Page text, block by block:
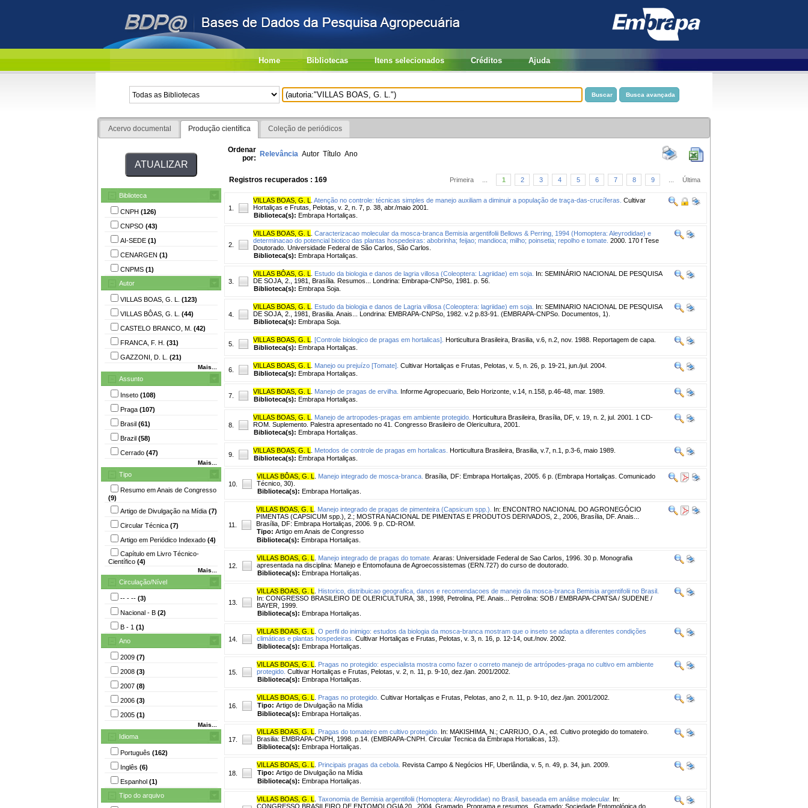
Home Bibliotecas Itens selecionados Créditos Ajuda
Acervo documental Produção científica Coleção de periódicos
Biblioteca
CNPH (126)
CNPSO (43)
AI-SEDE (1)
CENARGEN (1)
CNPMS (1)
Autor
VILLAS BOAS, G. L. (123)
VILLAS BÔAS, G. L. (44)
CASTELO BRANCO, M. (42)
FRANCA, F. H. (31)
GAZZONI, D. L. (21)
Mais...
Assunto
Inseto (108)
Praga (107)
Brasil (61)
Brazil (58)
Cerrado (47)
Mais...
Tipo
Resumo em Anais de Congresso
(9)
Artigo de Divulgação na Mídia (7)
Circular Técnica (7)
Artigo em Periódico Indexado (4)
Capítulo em Livro Técnico-
Científico (4)
Mais...
Circulação/Nível
-- - -- (3)
Nacional - B (2)
B - 1 (1)
Ano
2009 (7)
2008 (3)
2007 (8)
2006 (3)
2005 (1)
Mais...
Idioma
Português (162)
Inglês (6)
Espanhol (1)
Tipo do arquivo
Ordenar
por: Relevância Autor Título Ano
Registros recuperados : 169 Primeira 1 2 3 4 5 6 7 8 9 Última
1.
VILLAS BOAS, G. L Atenção no controle: técnicas simples de manejo auxiliam a diminuir a população de traça-das-crucíferas. Cultivar
Hortaliças e Frutas, Pelotas, v. 2, n. 7, p. 38, abr./maio 2001.
Biblioteca(s): Embrapa Hortaliças.
2.
VILLAS BOAS, G. L
Caracterizacao molecular da mosca-branca Bemisia argentifolii Bellows & Perring, 1994 (Homoptera: Aleyrodidae) e
determinacao do potencial biotico das plantas hospedeiras: abobrinha; feijao; mandioca; milho; poinsetia; repolho e tomate. 2000. 170 f Tese
Doutorado. Universidade Federal de São Carlos, São Carlos.
Biblioteca(s): Embrapa Hortaliças.
3.
VILLAS BÔAS, G. L Estudo da biologia e danos de lagria villosa (Coleoptera: Lagriidae) em soja. In: SEMINÁRIO NACIONAL DE PESQUISA
DE SOJA, 2., 1981, Brasília. Resumos... Londrina: Embrapa-CNPSo, 1981. p. 56.
Biblioteca(s): Embrapa Soja.
4.
VILLAS BOAS, G. L Estudo da biologia e danos de Lagria villosa (Coleoptera: lagriidae) em soja. In: SEMINARIO NACIONAL DE PESQUISA
DE SOJA, 2., 1981, Brasilia. Anais... Londrina: EMBRAPA-CNPSo, 1982. v.2 p.83-91. (EMBRAPA-CNPSo. Documentos, 1).
Biblioteca(s): Embrapa Soja.
5.
VILLAS BOAS, G. L [Controle biologico de pragas em hortalicas]. Horticultura Brasileira, Brasilia, v.6, n.2, nov. 1988. Reportagem de capa.
Biblioteca(s): Embrapa Hortaliças.
6.
VILLAS BOAS, G. L Manejo ou prejuízo [Tomate]. Cultivar Hortaliças e Frutas, Pelotas, v. 5, n. 26, p. 19-21, jun./jul. 2004.
Biblioteca(s): Embrapa Hortaliças.
7.
VILLAS BOAS, G. L Manejo de pragas de ervilha. Informe Agropecuario, Belo Horizonte, v.14, n.158, p.46-48, mar. 1989.
Biblioteca(s): Embrapa Hortaliças.
8.
VILLAS BOAS, G. L Manejo de artropodes-pragas em ambiente protegido. Horticultura Brasileira, Brasília, DF, v. 19, n. 2, jul. 2001. 1 CD-
ROM. Suplemento. Palestra apresentado no 41. Congresso Brasileiro de Olericultura, 2001.
Biblioteca(s): Embrapa Hortaliças.
9.
VILLAS BOAS, G. L Metodos de controle de pragas em hortalicas. Horticultura Brasileira, Brasilia, v.7, n.1, p.3-6, maio 1989.
Biblioteca(s): Embrapa Hortaliças.
10.
VILLAS BÔAS, G. L Manejo integrado de mosca-branca. Brasília, DF: Embrapa Hortaliças, 2005. 6 p. (Embrapa Hortaliças. Comunicado
Técnico, 30).
Biblioteca(s): Embrapa Hortaliças.
11.
VILLAS BOAS, G. L Manejo integrado de pragas de pimenteira (Capsicum spp.).
In: ENCONTRO NACIONAL DO AGRONEGÓCIO
PIMENTAS (CAPSICUM spp.), 2.; MOSTRA NACIONAL DE PIMENTAS E PRODUTOS DERIVADOS, 2., 2006, Brasília, DF. Anais...
Brasília, DF: Embrapa Hortaliças, 2006. 9 p. CD-ROM.
Tipo: Artigo em Anais de Congresso
Biblioteca(s): Embrapa Hortaliças.
12.
VILLAS BOAS, G. L Manejo integrado de pragas do tomate. Araras: Universidade Federal de Sao Carlos, 1996. 30 p. Monografia
apresentada na disciplina: Manejo e Entomofauna de Agroecossistemas (ERN.727) do curso de doutorado.
Biblioteca(s): Embrapa Hortaliças.
13.
VILLAS BOAS, G. L
Historico, distribuicao geografica, danos e recomendacoes de manejo da mosca-branca Bemisia argentifolii no Brasil.
In: CONGRESSO BRASILEIRO DE OLERICULTURA, 38., 1998, Petrolina, PE. Anais... Petrolina: SOB / EMBRAPA-CPATSA / SUDENE /
BAYER, 1999.
Biblioteca(s): Embrapa Hortaliças.
14.
VILLAS BOAS, G. L
O perfil do inimigo: estudos da biologia da mosca-branca mostram que o inseto se adapta a diferentes condições
climáticas e plantas hospedeiras. Cultivar Hortaliças e Frutas, Pelotas, v. 3, n. 16, p. 12-14, out./nov. 2002.
Biblioteca(s): Embrapa Hortaliças.
15.
VILLAS BOAS, G. L
Pragas no protegido: especialista mostra como fazer o correto manejo de artrópodes-praga no cultivo em ambiente
protegido. Cultivar Hortaliças e Frutas, Pelotas, v. 2, n. 11, p. 9-10, dez./jan. 2001/2002.
Biblioteca(s): Embrapa Hortaliças.
16.
VILLAS BOAS, G. L Pragas no protegido. Cultivar Hortaliças e Frutas, Pelotas, ano 2, n. 11, p. 9-10, dez./jan. 2001/2002.
Tipo: Artigo de Divulgação na Mídia
Biblioteca(s): Embrapa Hortaliças.
17.
VILLAS BOAS, G. L Pragas do tomateiro em cultivo protegido. In: MAKISHIMA, N.; CARRIJO, O.A., ed. Cultivo protegido do tomateiro.
Brasilia: EMBRAPA-CNPH, 1998. p.14. (EMBRAPA-CNPH. Circular Tecnica da Embrapa Hortalicas, 13).
Biblioteca(s): Embrapa Hortaliças.
18.
VILLAS BOAS, G. L Principais pragas da cebola. Revista Campo & Negócios HF, Uberlândia, v. 5, n. 49, p. 34, jun. 2009.
Tipo: Artigo de Divulgação na Mídia
Biblioteca(s): Embrapa Hortaliças.
VILLAS BOAS, G. L Taxonomia de Bemisia argentifolii (Homoptera: Aleyrodidae) no Brasil, baseada em análise molecular. In:
CONGRESSO BRASILEIRO DE ENTOMOLOGIA 20., 2004, Gramado. Programa e resumos...Gramado: Sociedade Entomológica do